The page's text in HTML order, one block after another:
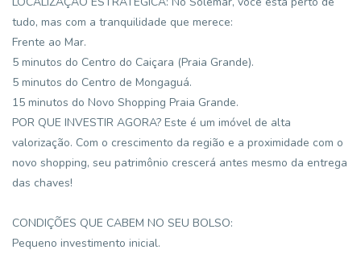
tudo, mas com a tranquilidade que merece:
Frente ao Mar.
5 minutos do Centro do Caiçara (Praia Grande).
5 minutos do Centro de Mongaguá.
15 minutos do Novo Shopping Praia Grande.
POR QUE INVESTIR AGORA? Este é um imóvel de alta
valorização. Com o crescimento da região e a proximidade com o
novo shopping, seu patrimônio crescerá antes mesmo da entrega
das chaves!
CONDIÇÕES QUE CABEM NO SEU BOLSO:
Pequeno investimento inicial.